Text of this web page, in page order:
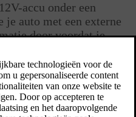
accu onder een
auto met een externe
door voordat je